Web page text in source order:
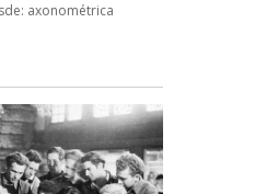
axonométrica